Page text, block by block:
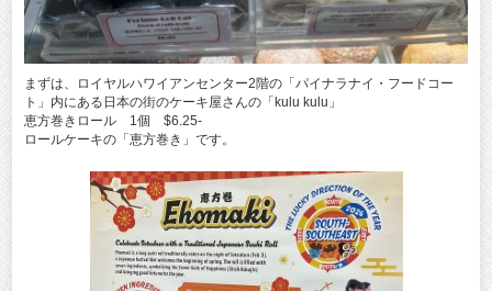
まずは、ロイヤルハワイアンセンター2階の「パイナラナイ・フードコー
ト」内にある日本の街のケーキ屋さんの「kulu kulu」
恵方巻きロール 1個 $6.25‐
ロールケーキの「恵方巻き」です。